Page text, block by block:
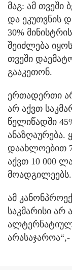
მაგ: ამ თვეში
და ეკუთვნის
30%
შეიძლება
თვეში
გააკეთონ.
ერთადერთი
არ აქვთ
წელიწადში
დაახლოებით
აქვთ 10 000
მოადგილეებს.
ამ
საკმარისი არ